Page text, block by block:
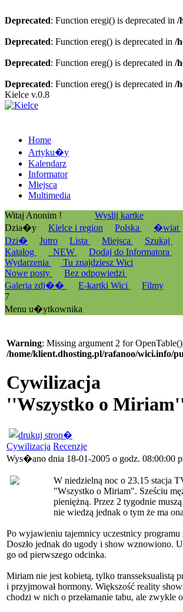
Deprecated: Function eregi() is deprecated in /
Deprecated: Function ereg() is deprecated in /
Deprecated: Function ereg() is deprecated in /
Deprecated: Function ereg() is deprecated in /
Kielce v.0.8
Home
Artyku�y
Kalendarz
Informator
Miejsca
Multimedia
Witaj Anonim !
Wyslij kartke
Dzia�y
Kielce i region Polska �wiat
Dzi�
Jutro Lista Miejsca Szukaj
Katalog
_NEW Dodaj do Informatora
Wydarzenia
Tu znajdziesz Wici
Nowe posty
Bez odpowiedzi
Galeria zdj��
E-kartki Wici
Filmy
7
Menu u�ytkownika
Warning: Missing argument 2 for
/home/klient.dhosting.pl/rafanoo/wici.info/
Cywilizacja
''Wszystko o
Cywilizacja Recenzje
Wys�ano dnia 18-01-2005 o godz. 08:00:00
W niedzielną noc o 23.15 stacja
"Wszystko o Miriam". Sześciu
pieniężną. Przez 2 tygodnie
nie wiedzą jednak o tym że ma
Po wyjawieniu tajemnicy uczestnicy
Doszło jednak do ugody i show wznowiono.
go od pierwszego odcinka.
Miriam nie jest kobietą, tylko transseksualistą
i przyjmował hormony. Większość reality
chodzi w nich o przełamanie tabu, ale zwykle